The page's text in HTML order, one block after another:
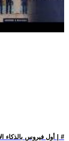
.. أول فيروس بالذكاء الاصطناعي.. هل تخرج الأمور عن السيطرة؟ | #